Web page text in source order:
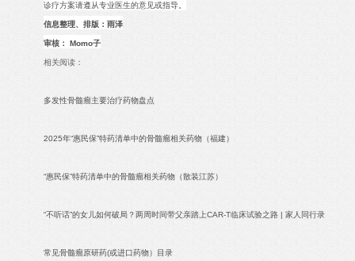
诊疗方案请遵从专业医生的意见或指导。
信息整理、排版：雨泽
审核： Momo子
相关阅读：
多发性骨髓瘤主要治疗药物盘点
2025年“惠民保”特药清单中的骨髓瘤相关药物（福建）
“惠民保”特药清单中的骨髓瘤相关药物（散装江苏）
“不听话”的女儿如何破局？两周时间带父亲踏上CAR-T临床试验之路 | 家人同行录
常见骨髓瘤原研药(或进口药物）目录